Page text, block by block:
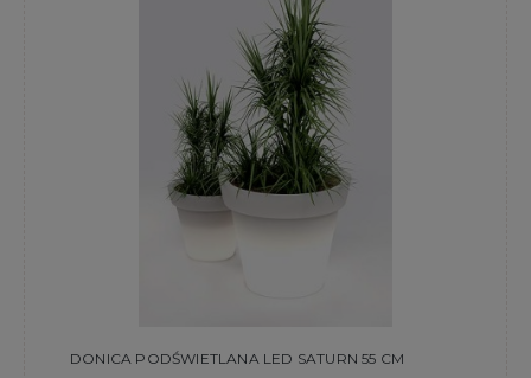
DONICA PODŚWIETLANA LED SATURN 55 CM